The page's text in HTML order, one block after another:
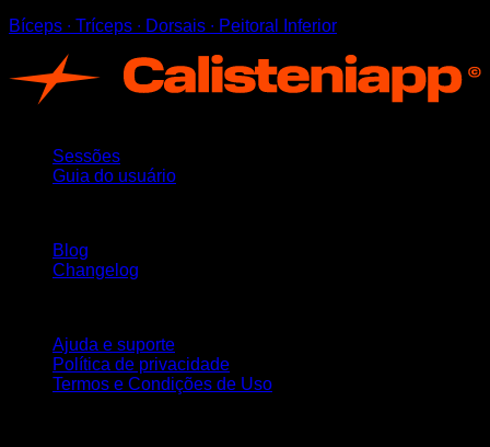
Bíceps ∙ Tríceps ∙ Dorsais ∙ Peitoral Inferior
Sessões
Guia do usuário
Blog
Changelog
Ajuda e suporte
Política de privacidade
Termos e Condições de Uso